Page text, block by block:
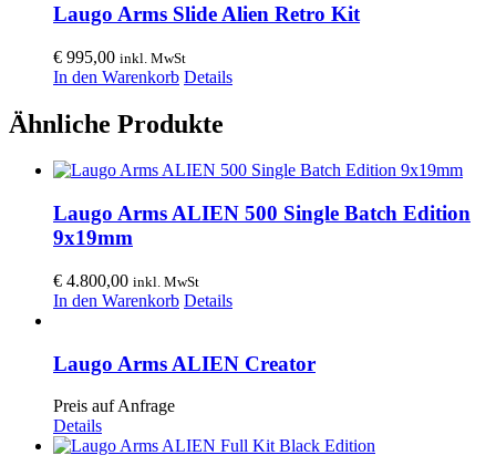
Laugo Arms Slide Alien Retro Kit
€ 995,00 inkl. MwSt
In den Warenkorb Details
Ähnliche Produkte
Laugo Arms ALIEN 500 Single Batch Edition
9x19mm
€ 4.800,00 inkl. MwSt
In den Warenkorb Details
Laugo Arms ALIEN Creator
Preis auf Anfrage
Details